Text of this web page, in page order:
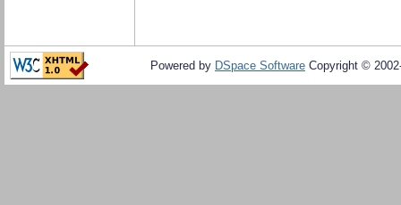
Powered by DSpace Software Copyright ©